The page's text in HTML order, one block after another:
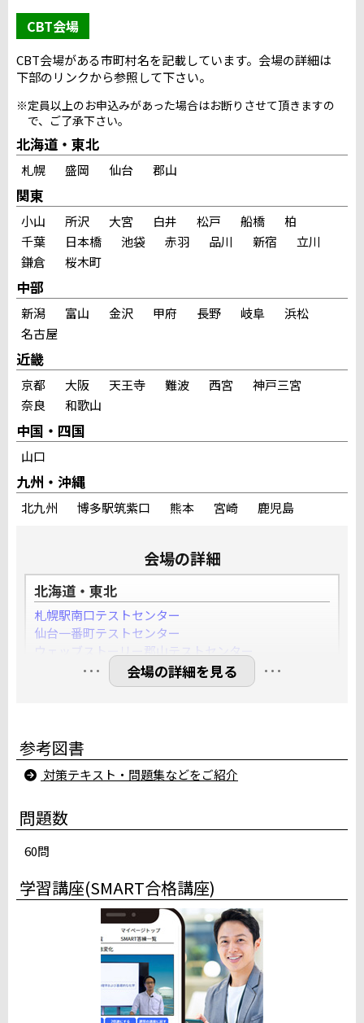
CBT会場
CBT会場がある市町村名を記載しています。会場の詳細は
下部のリンクから参照して下さい。
※定員以上のお申込みがあった場合はお断りさせて頂きますの
で、ご了承下さい。
北海道・東北
札幌 盛岡 仙台 郡山
関東
小山 所沢 大宮 白井 松戸 船橋
柏
千葉
日本橋 池袋 赤羽 品川 新宿
立川
鎌倉
桜木町
中部
新潟 富山 金沢 甲府 長野 岐阜
浜松
名古屋
近畿
京都 大阪 天王寺 難波 西宮
神戸三宮
奈良
和歌山
中国・四国
山口
九州・沖縄
北九州 博多駅筑紫口 熊本 宮崎 鹿児島
会場の詳細
北海道・東北
札幌駅南口テストセンター
仙台一番町テストセンター
ウェッブストーリー郡山テストセンター
YESパソコン学院盛岡大通テストセンター
満席
小山駅西口テストセンター
所沢駅南口テストセンター
大宮駅前テストセンター（川村建設第一ビル）
みのり台パソコン教室テストセンター
サンアイルス船橋テストセンター
スタディＰＣネット柏校
iSERVE八重洲日本橋テストセンター
iSERVE池袋東口テストセンター５階
赤羽駅東口テストセンター（２階会場）
新宿駅前テストセンター（Daiwa西新宿ビル）
立川柴崎町テストセンター
桜木町テストセンター
品川駅高輪口テストセンター
満席
ホームコンじゅく鎌倉教室テストセンター
… 会場の詳細を見る …
参考図書
対策テキスト・問題集などをご紹介
問題数
60問
学習講座(SMART合格講座)